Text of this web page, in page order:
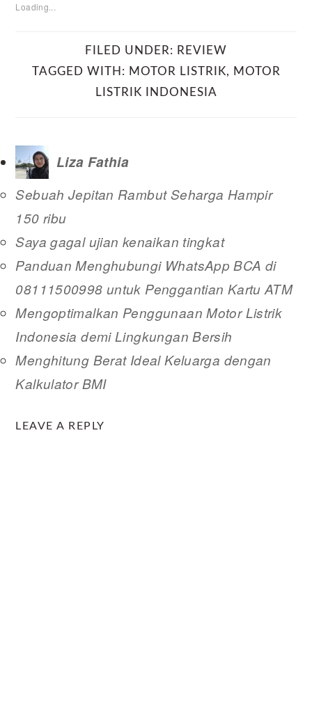
Loading...
FILED UNDER: REVIEW
TAGGED WITH: MOTOR LISTRIK, MOTOR
LISTRIK INDONESIA
Liza Fathia
Sebuah Jepitan Rambut Seharga Hampir
150 ribu
Saya gagal ujian kenaikan tingkat
Panduan Menghubungi WhatsApp BCA di
08111500998 untuk Penggantian Kartu ATM
Mengoptimalkan Penggunaan Motor Listrik
Indonesia demi Lingkungan Bersih
Menghitung Berat Ideal Keluarga dengan
Kalkulator BMI
INTERACTIONS
LEAVE A REPLY